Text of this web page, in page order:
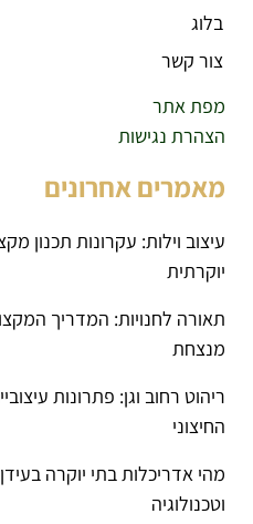
בלוג
צור קשר
מפת אתר
הצהרת נגישות
מאמרים אחרונים
עיצוב וילות: עקרונות תכנון
יוקרתית
תאורה לחנויות: המדריך
מנצחת
ריהוט רחוב וגן: פתרונות
החיצוני
מהי אדריכלות בתי יוקרה
וטכנולוגיה